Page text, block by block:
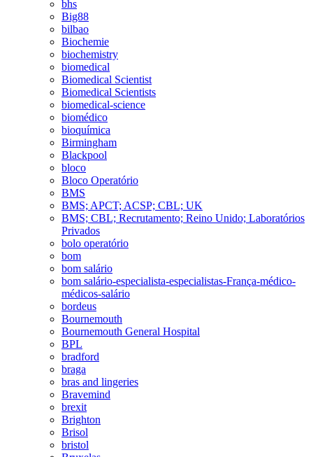
bhs
Big88
bilbao
Biochemie
biochemistry
biomedical
Biomedical Scientist
Biomedical Scientists
biomedical-science
biomédico
bioquímica
Birmingham
Blackpool
bloco
Bloco Operatório
BMS
BMS; APCT; ACSP; CBL; UK
BMS; CBL; Recrutamento; Reino Unido; Laboratórios
Privados
bolo operatório
bom
bom salário
bom salário-especialista-especialistas-França-médico-
médicos-salário
bordeus
Bournemouth
Bournemouth General Hospital
BPL
bradford
braga
bras and lingeries
Bravemind
brexit
Brighton
Brisol
bristol